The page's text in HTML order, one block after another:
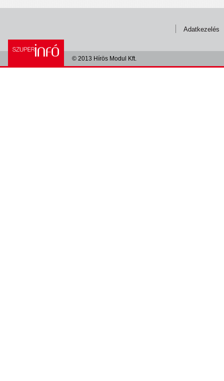
Adatkezelés
© 2013 Hírös Modul Kft.